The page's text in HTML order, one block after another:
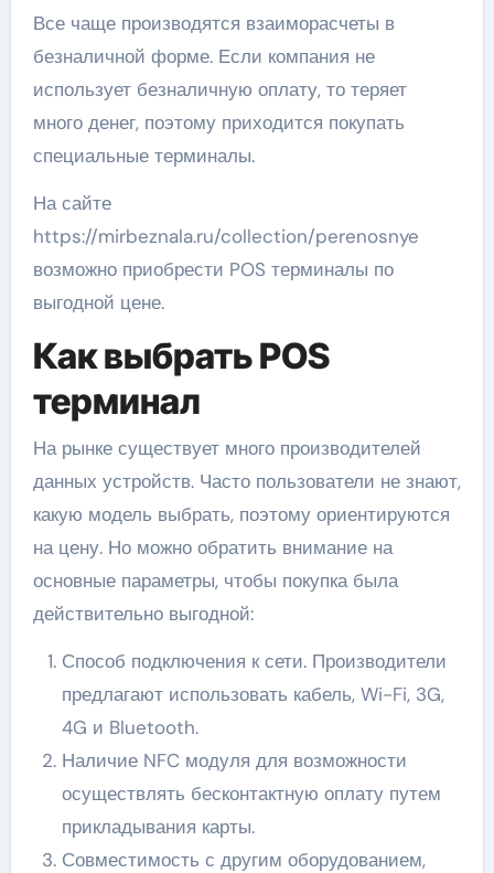
Все чаще производятся взаиморасчеты в
безналичной форме. Если компания не
использует безналичную оплату, то теряет
много денег, поэтому приходится покупать
специальные терминалы.
На сайте
https://mirbeznala.ru/collection/perenosnye
возможно приобрести POS терминалы по
выгодной цене.
Как выбрать POS
терминал
На рынке существует много производителей
данных устройств. Часто пользователи не знают,
какую модель выбрать, поэтому ориентируются
на цену. Но можно обратить внимание на
основные параметры, чтобы покупка была
действительно выгодной:
Способ подключения к сети. Производители
предлагают использовать кабель, Wi-Fi, 3G,
4G и Bluetooth.
Наличие NFC модуля для возможности
осуществлять бесконтактную оплату путем
прикладывания карты.
Совместимость с другим оборудованием,